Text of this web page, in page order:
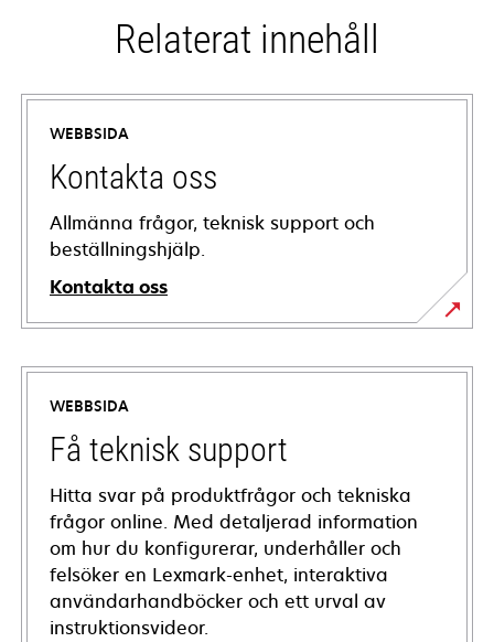
Relaterat innehåll
WEBBSIDA
Kontakta oss
Allmänna frågor, teknisk support och
beställningshjälp.
Kontakta oss
WEBBSIDA
Få teknisk support
Hitta svar på produktfrågor och tekniska
frågor online. Med detaljerad information
om hur du konfigurerar, underhåller och
felsöker en Lexmark-enhet, interaktiva
användarhandböcker och ett urval av
instruktionsvideor.